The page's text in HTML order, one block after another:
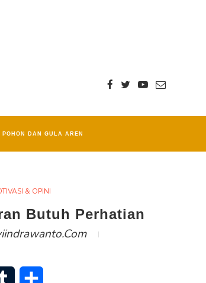
POHON DAN GULA AREN
& OPINI
Butuh Perhatian
Tumblr